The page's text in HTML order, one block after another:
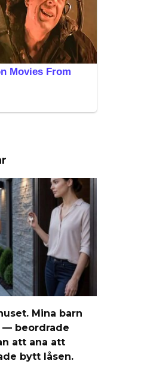
Mina barn
— beordrade
att ana att
bytt låsen.